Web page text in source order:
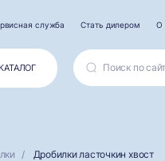
служба Стать дилером О
КАТАЛОГ
Дробилки ласточкин хвост